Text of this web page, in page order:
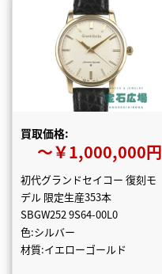
買取価格:
〜￥1,000,000円
初代グランドセイコー 復刻モ
デル 限定生産353本
SBGW252 9S64-00L0
色:シルバー
材質:イエローゴールド